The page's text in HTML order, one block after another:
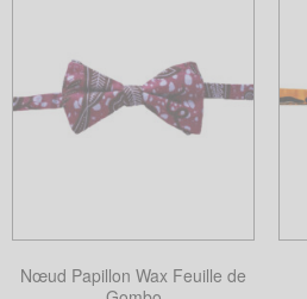
plusieurs
variations.
choisies
sur
Nœud Papillon Wax Feuille de